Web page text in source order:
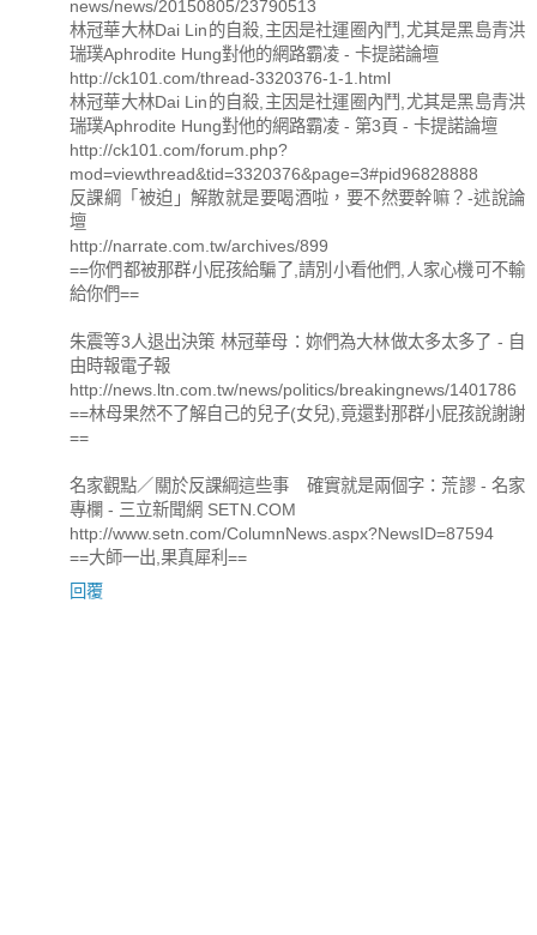
news/news/20150805/23790513
林冠華大林Dai Lin的自殺,主因是社運圈內鬥,尤其是黑島青洪
瑞璞Aphrodite Hung對他的網路霸凌 - 卡提諾論壇
http://ck101.com/thread-3320376-1-1.html
林冠華大林Dai Lin的自殺,主因是社運圈內鬥,尤其是黑島青洪
瑞璞Aphrodite Hung對他的網路霸凌 - 第3頁 - 卡提諾論壇
http://ck101.com/forum.php?
mod=viewthread&tid=3320376&page=3#pid96828888
反課綱「被迫」解散就是要喝酒啦，要不然要幹嘛？-述說論
壇
http://narrate.com.tw/archives/899
==你們都被那群小屁孩給騙了,請別小看他們,人家心機可不輸
給你們==
朱震等3人退出決策 林冠華母：妳們為大林做太多太多了 - 自
由時報電子報
http://news.ltn.com.tw/news/politics/breakingnews/1401786
==林母果然不了解自己的兒子(女兒),竟還對那群小屁孩說謝謝
==
名家觀點／關於反課綱這些事 確實就是兩個字：荒謬 - 名家
專欄 - 三立新聞網 SETN.COM
http://www.setn.com/ColumnNews.aspx?NewsID=87594
==大師一出,果真犀利==
回覆